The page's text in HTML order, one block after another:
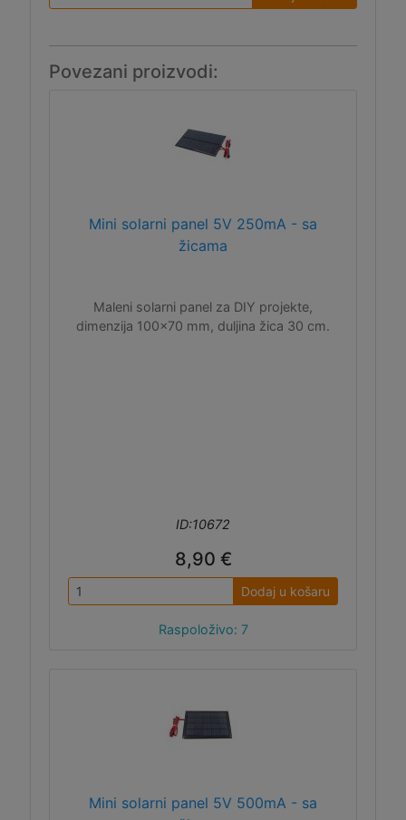
Povezani proizvodi:
Mini solarni panel 5V 250mA - sa
žicama
Maleni solarni panel za DIY projekte,
dimenzija 100x70 mm, duljina žica 30 cm.
ID:10672
8,90 €
Dodaj u košaru
Raspoloživo: 7
Mini solarni panel 5V 500mA - sa